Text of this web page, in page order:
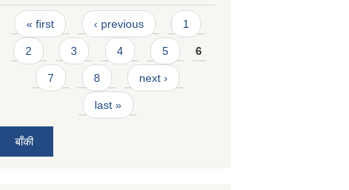
Pages
« first ‹ previous 1
2 3 4 5 6
7 8 next ›
last »
बाँकी